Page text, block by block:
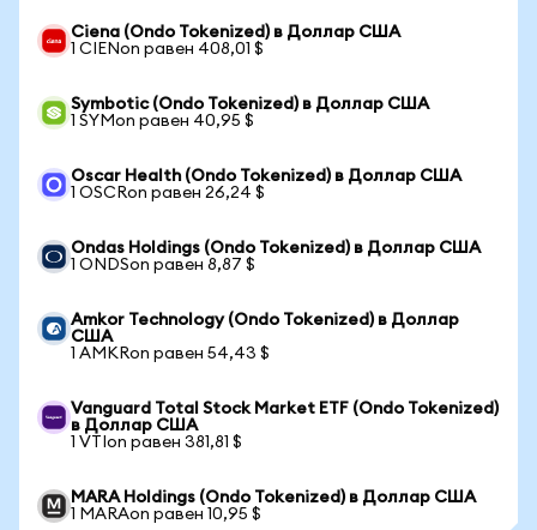
Ciena (Ondo Tokenized) в Доллар США
1 CIENon равен 408,01 $
Symbotic (Ondo Tokenized) в Доллар США
1 SYMon равен 40,95 $
Oscar Health (Ondo Tokenized) в Доллар США
1 OSCRon равен 26,24 $
Ondas Holdings (Ondo Tokenized) в Доллар США
1 ONDSon равен 8,87 $
Amkor Technology (Ondo Tokenized) в Доллар
США
1 AMKRon равен 54,43 $
Vanguard Total Stock Market ETF (Ondo Tokenized)
в Доллар США
1 VTIon равен 381,81 $
MARA Holdings (Ondo Tokenized) в Доллар США
1 MARAon равен 10,95 $